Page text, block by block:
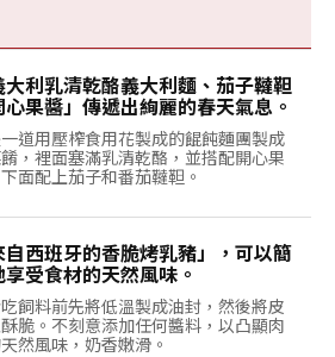
大利乳清乾酪義大利麵、茄子韃靼
心果醬」傳遞出絢麗的春天氣息。
道用壓榨食用花製成的餛飩麵團製成
，裡面塞滿乳清乾酪，並搭配開心果
面配上茄子和番茄韃靼。
自西班牙的香脆烤乳豬」，可以簡
受食材的天然風味。
飼料前先將低溫製成油封，然後將皮
脆。不刻意添加任何醬料，以凸顯肉
然風味，奶香嫩滑。